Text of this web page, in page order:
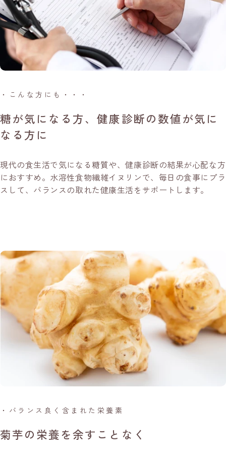
・こんな方にも・・・
糖が気になる方、健康診断の数値が気に
なる方に
現代の食生活で気になる糖質や、健康診断の結果が心配な方
におすすめ。水溶性食物繊維イヌリンで、毎日の食事にプラ
スして、バランスの取れた健康生活をサポートします。
・バランス良く含まれた栄養素
菊芋の栄養を余すことなく